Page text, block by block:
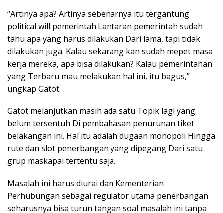
“Artinya apa? Artinya sebenarnya itu tergantung
political will pemerintah.Lantaran pemerintah sudah
tahu apa yang harus dilakukan Dari lama, tapi tidak
dilakukan juga. Kalau sekarang kan sudah mepet masa
kerja mereka, apa bisa dilakukan? Kalau pemerintahan
yang Terbaru mau melakukan hal ini, itu bagus,”
ungkap Gatot.
Gatot melanjutkan masih ada satu Topik lagi yang
belum tersentuh Di pembahasan penurunan tiket
belakangan ini. Hal itu adalah dugaan monopoli Hingga
rute dan slot penerbangan yang dipegang Dari satu
grup maskapai tertentu saja.
Masalah ini harus diurai dan Kementerian
Perhubungan sebagai regulator utama penerbangan
seharusnya bisa turun tangan soal masalah ini tanpa